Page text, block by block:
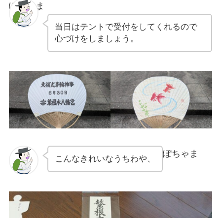
ぽちゃま
当日はテントで受付をしてくれるので
心づけをしましょう。
ぽちゃま
こんなきれいなうちわや、